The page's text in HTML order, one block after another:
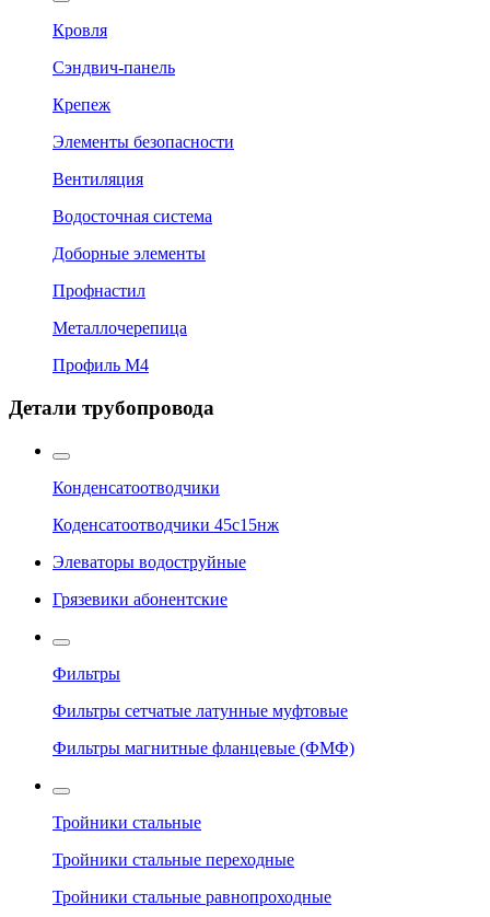
Кровля
Сэндвич-панель
Крепеж
Элементы безопасности
Вентиляция
Водосточная система
Доборные элементы
Профнастил
Металлочерепица
Профиль М4
Детали трубопровода
Конденсатоотводчики
Коденсатоотводчики 45с15нж
Элеваторы водоструйные
Грязевики абонентские
Фильтры
Фильтры сетчатые латунные муфтовые
Фильтры магнитные фланцевые (ФМФ)
Тройники стальные
Тройники стальные переходные
Тройники стальные равнопроходные